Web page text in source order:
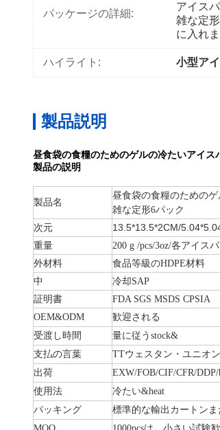
パッケージの詳細:
アイス
雑な定
に入れ
ハイライト: 小型ア
製品説明
昼食袋の食糧のためのゲルの冷たいアイ
製品の説明
製品名
昼食袋の食糧のための
雑な定形6パック
次元
13.5*13.5*2CM/
重量
200 g /pcs/3oz/各アイス
外材料
食品等級のHDPE材料
中
冷却SAP
証明書
FDA SGS MSDS CPSIA
OEM&ODM
歓迎される
受渡し時間
量に従うstock&
支払の言葉
TTウェスタン・ユニオ
出荷
EXW/FOB/CIF/CFR/
使用法
冷たい&heat
パッキング
標準的な輸出カートン